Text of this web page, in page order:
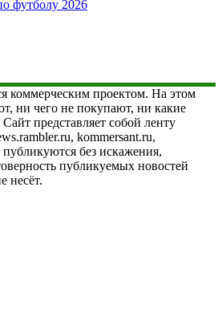
футболу 2026
коммерческим проектом. На этом
ни чего не покупают, ни какие
представляет собой ленту
kommersant.ru,
без искажения,
публикуемых новостей
несёт.